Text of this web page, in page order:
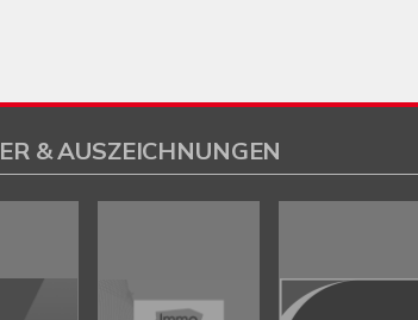
& AUSZEICHNUNGEN